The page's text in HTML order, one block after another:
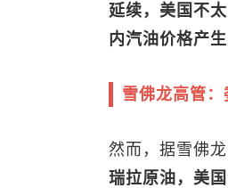
延续，美国不
内汽油价格产生
雪佛龙高管
然而，据雪佛
瑞拉原油，美